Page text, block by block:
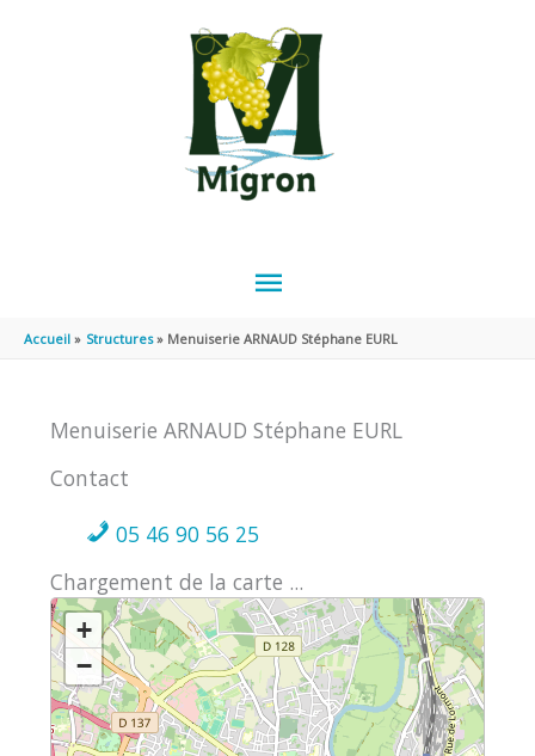
MENU
PRINCIPAL
Accueil Structures Menuiserie ARNAUD Stéphane EURL
Menuiserie ARNAUD Stéphane EURL
Contact
05 46 90 56 25
Chargement de la carte ...
+
−